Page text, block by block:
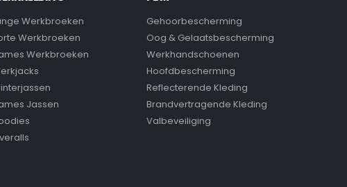
Werkbroeken
Werkbroeken
Werkbroeken
Jassen
Gehoorbescherming
Oog & Gelaatsbescherming
Werkhandschoenen
Hoofdbescherming
Reflecterende Kleding
Brandvertragende Kleding
Valbeveiliging